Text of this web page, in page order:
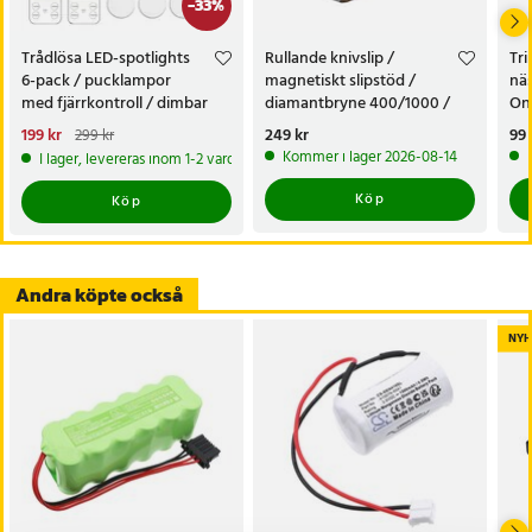
-33%
Trådlösa LED-spotlights
6-pack / pucklampor
med fjärrkontroll / dimbar
skåpbelysning
Nuvarande pris
199 krTidigare pris:299 kr
199 kr 299 kr
I lager, levereras inom 1-2 vardagar
Köp
Rullande knivslip /
magnetiskt slipstöd /
diamantbryne 400/1000 /
knivvässare med fasta vinklar
Pris:249 kr
249 kr
Kommer i lager 2026-08-14
Köp
99
Andra köpte också